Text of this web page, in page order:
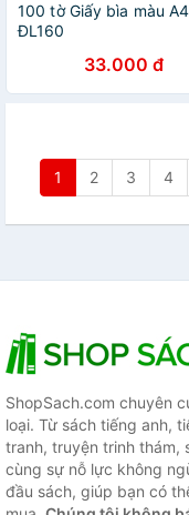
100 tờ Giấy bìa màu A4
ĐL160
33.000 đ
1 2 3 4
ShopSach.com chuyên
loại. Từ sách tiếng anh,
tranh, truyện trinh thám,
cùng sự nỗ lực không
đầu sách, giúp bạn có